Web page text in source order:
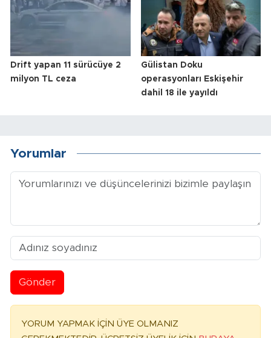
Drift yapan 11 sürücüye 2
milyon TL ceza
Gülistan Doku
operasyonları Eskişehir
dahil 18 ile yayıldı
Yorumlar
Gönder
YORUM YAPMAK İÇİN ÜYE OLMANIZ